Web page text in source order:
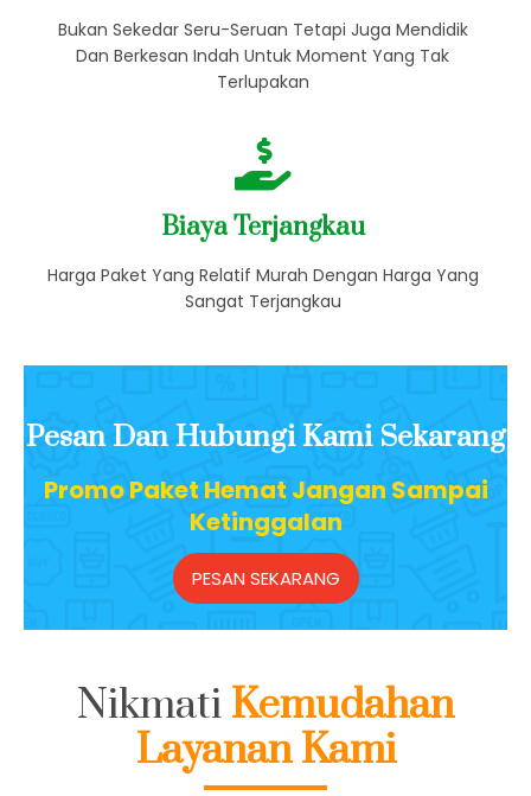
Berkesan di Hati
Dan Berkesan Indah Untuk Moment Yang Tak
Terlupakan
Biaya Terjangkau
Pesan Dan Hubungi Kami Sekarang
Promo Paket Hemat Jangan Sampai
Ketinggalan